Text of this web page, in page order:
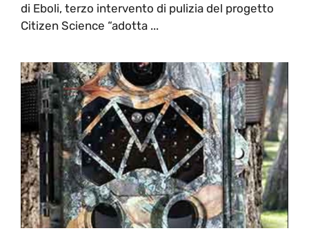
di Eboli, terzo intervento di pulizia del progetto
Citizen Science “adotta ...